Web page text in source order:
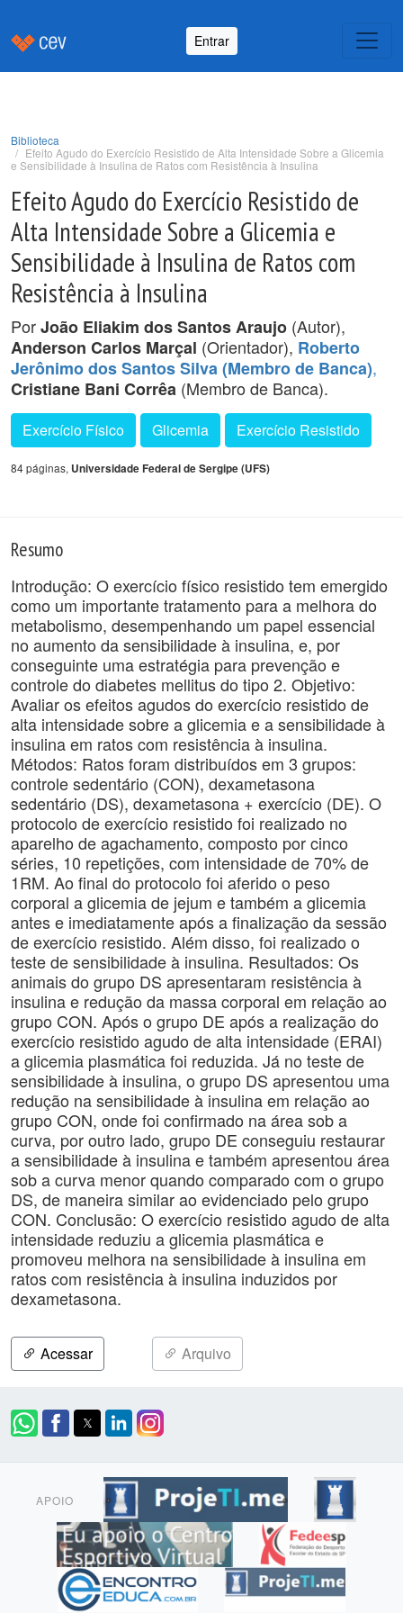
Entrar
Biblioteca
Efeito Agudo do Exercício Resistido de Alta Intensidade Sobre a Glicemia
e Sensibilidade à Insulina de Ratos com Resistência à Insulina
Efeito Agudo do Exercício Resistido de
Alta Intensidade Sobre a Glicemia e
Sensibilidade à Insulina de Ratos com
Resistência à Insulina
PorJoão Eliakim dos Santos Araujo (Autor),
Anderson Carlos Marçal (Orientador), Roberto
Jerônimo dos Santos Silva (Membro de Banca),
Cristiane Bani Corrêa (Membro de Banca).
Exercício Físico Glicemia Exercício Resistido
84 páginas, Universidade Federal de Sergipe (UFS)
Resumo
Introdução: O exercício físico resistido tem emergido
como um importante tratamento para a melhora do
metabolismo, desempenhando um papel essencial
no aumento da sensibilidade à insulina, e, por
conseguinte uma estratégia para prevenção e
controle do diabetes mellitus do tipo 2. Objetivo:
Avaliar os efeitos agudos do exercício resistido de
alta intensidade sobre a glicemia e a sensibilidade à
insulina em ratos com resistência à insulina.
Métodos: Ratos foram distribuídos em 3 grupos:
controle sedentário (CON), dexametasona
sedentário (DS), dexametasona + exercício (DE). O
protocolo de exercício resistido foi realizado no
aparelho de agachamento, composto por cinco
séries, 10 repetições, com intensidade de 70% de
1RM. Ao final do protocolo foi aferido o peso
corporal a glicemia de jejum e também a glicemia
antes e imediatamente após a finalização da sessão
de exercício resistido. Além disso, foi realizado o
teste de sensibilidade à insulina. Resultados: Os
animais do grupo DS apresentaram resistência à
insulina e redução da massa corporal em relação ao
grupo CON. Após o grupo DE após a realização do
exercício resistido agudo de alta intensidade (ERAI)
a glicemia plasmática foi reduzida. Já no teste de
sensibilidade à insulina, o grupo DS apresentou uma
redução na sensibilidade à insulina em relação ao
grupo CON, onde foi confirmado na área sob a
curva, por outro lado, grupo DE conseguiu restaurar
a sensibilidade à insulina e também apresentou área
sob a curva menor quando comparado com o grupo
DS, de maneira similar ao evidenciado pelo grupo
CON. Conclusão: O exercício resistido agudo de alta
intensidade reduziu a glicemia plasmática e
promoveu melhora na sensibilidade à insulina em
ratos com resistência à insulina induzidos por
dexametasona.
Acessar Arquivo
APOIO